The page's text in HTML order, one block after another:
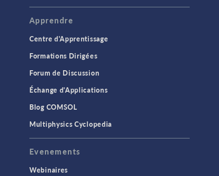
Apprendre
Centre d'Apprentissage
Formations Dirigées
Forum de Discussion
Échange d'Applications
Blog COMSOL
Multiphysics Cyclopedia
Evenements
Webinaires